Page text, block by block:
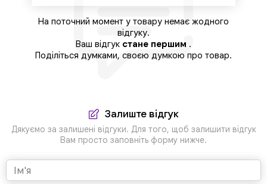
На поточний момент у товару немає жодного
відгуку.
Ваш відгук стане першим .
Поділіться думками, своєю думкою про товар.
Залиште відгук
Дякуємо за залишені відгуки. Для того, щоб залишити відгук
Вам просто заповніть форму нижче.